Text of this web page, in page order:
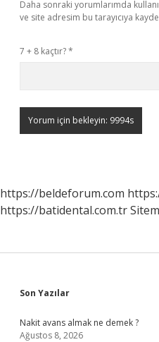
Daha sonraki yorumlarımda
ve site adresim bu tarayıcıya
7 + 8 kaçtır?*
https://beldeforum.com
https://batidental.com.tr
Sidebar
Son Yazılar
Nakit avans almak ne demek ?
Ağustos 8, 2026